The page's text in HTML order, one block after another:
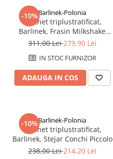
-10%Barlinek-Polonia
Parchet triplustratificat,
Barlinek, Frasin Milkshake
Grande
311,00 Lei279,90 Lei
IN STOC FURNIZOR
ADAUGA IN COS
-10%Barlinek-Polonia
Parchet triplustratificat,
Barlinek, Stejar Conchi Piccolo
238,00 Lei214,20 Lei